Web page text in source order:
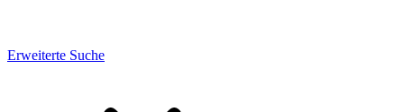
Erweiterte Suche